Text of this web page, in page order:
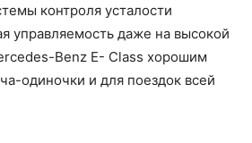
контроля усталости
управляемость даже на высокой
Benz E- Class хорошим
одиночки и для поездок всей